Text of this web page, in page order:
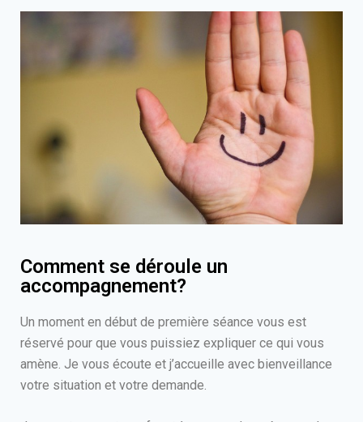
Comment se déroule un
accompagnement?
Un moment en début de première séance vous est
réservé pour que vous puissiez expliquer ce qui vous
amène. Je vous écoute et j’accueille avec bienveillance
votre situation et votre demande.